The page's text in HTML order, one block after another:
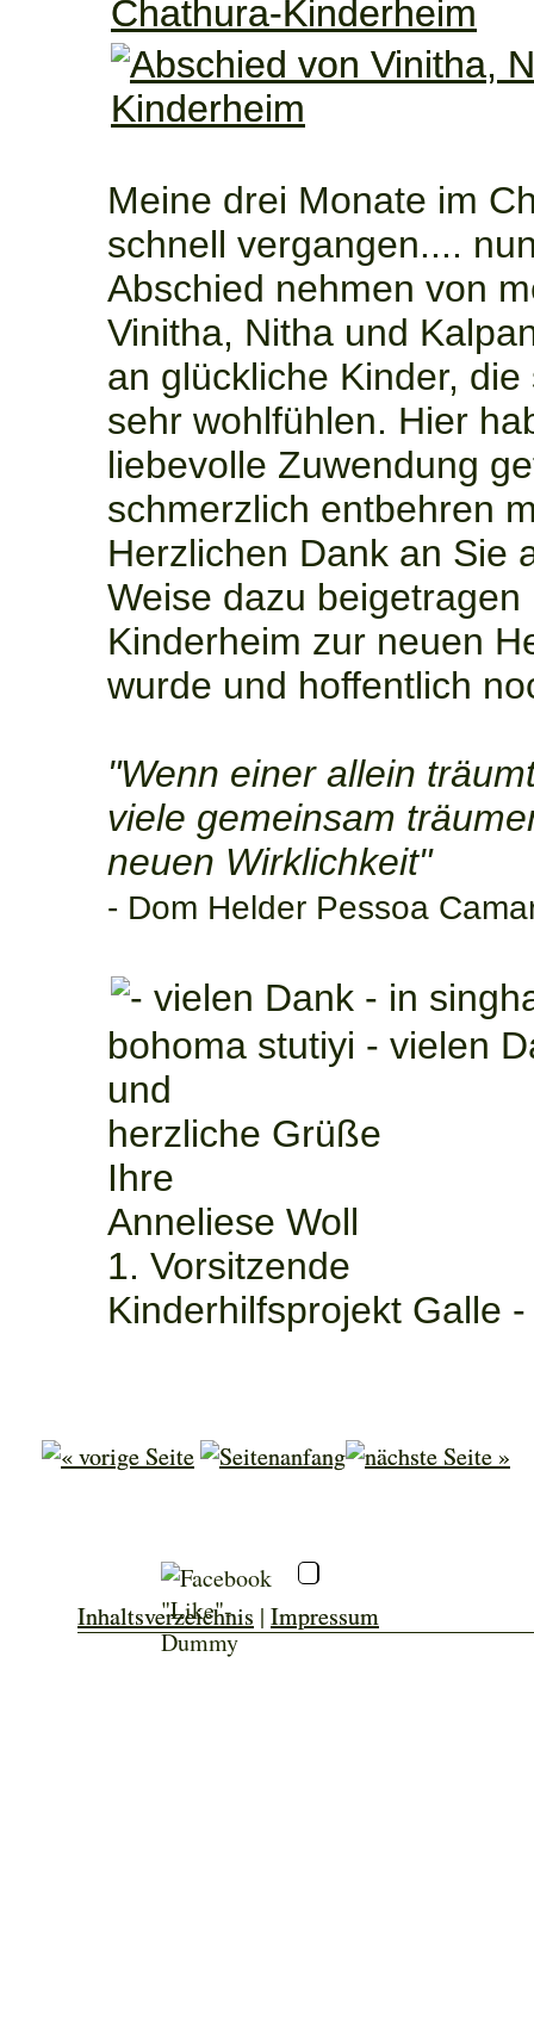
Meine drei Monate im
schnell vergangen....
Abschied nehmen von
Vinitha, Nitha und
an glückliche Kinder,
sehr wohlfühlen. Hier
liebevolle Zuwendung
schmerzlich entbehren
Herzlichen Dank an Sie
Weise dazu
Kinderheim zur neuen
wurde und hoffentlich
"Wenn einer allein
viele gemeinsam
neuen Wirklichkeit"
- Dom Helder Pessoa
bohoma stutiyi - vielen
und
herzliche Grüße
Ihre
Anneliese Woll
1. Vorsitzende
Kinderhilfsprojekt Galle
Inhaltsverzeichnis | Impressum